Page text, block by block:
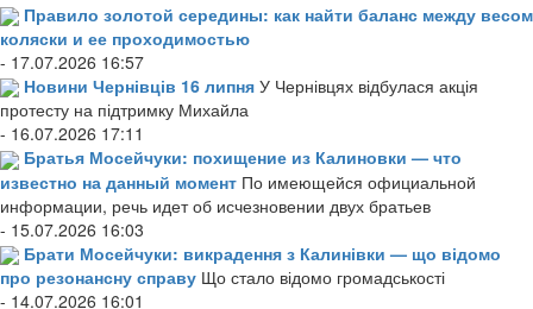
Правило золотой середины: как найти баланс между весом
коляски и ее проходимостью
- 17.07.2026 16:57
Новини Чернівців 16 липня У Чернівцях відбулася акція
протесту на підтримку Михайла
- 16.07.2026 17:11
Братья Мосейчуки: похищение из Калиновки — что
известно на данный момент По имеющейся официальной
информации, речь идет об исчезновении двух братьев
- 15.07.2026 16:03
Брати Мосейчуки: викрадення з Калинівки — що відомо
про резонансну справу Що стало відомо громадськості
- 14.07.2026 16:01